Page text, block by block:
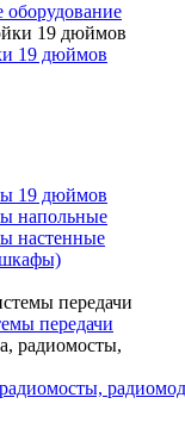
оборудование
19 дюймов
19 дюймов
напольные
настенные
передачи